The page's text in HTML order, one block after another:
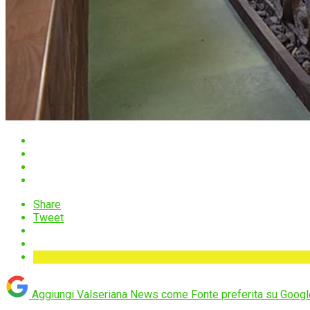
Share
Tweet
Aggiungi Valseriana News come Fonte preferita su